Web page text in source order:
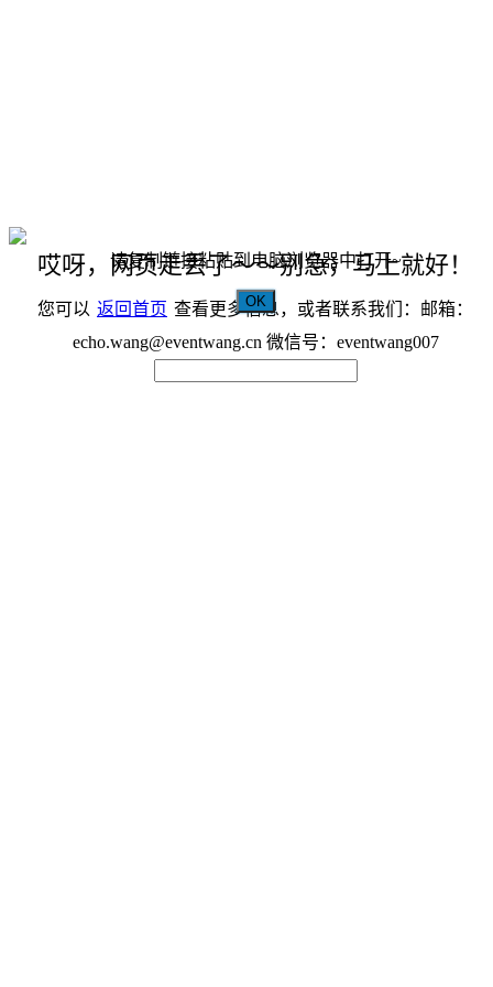
哎呀，网页走丢了～～别急，马上就好！
您可以 返回首页 查看更多信息，或者联系我们：邮箱：
echo.wang@eventwang.cn 微信号：eventwang007
请复制链接粘贴到电脑浏览器中打开~
OK